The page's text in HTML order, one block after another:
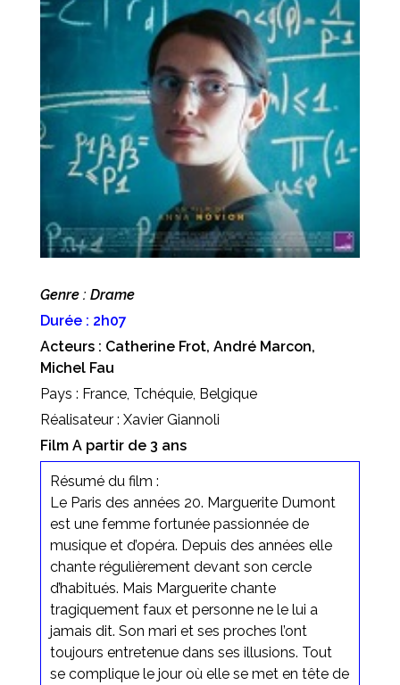
Genre : Drame
Durée : 2h07
Acteurs : Catherine Frot, André Marcon,
Michel Fau
Pays : France, Tchéquie, Belgique
Réalisateur : Xavier Giannoli
Film A partir de 3 ans
Résumé du film :
Le Paris des années 20. Marguerite Dumont
est une femme fortunée passionnée de
musique et d’opéra. Depuis des années elle
chante régulièrement devant son cercle
d’habitués. Mais Marguerite chante
tragiquement faux et personne ne le lui a
jamais dit. Son mari et ses proches l’ont
toujours entretenue dans ses illusions. Tout
se complique le jour où elle se met en tête de